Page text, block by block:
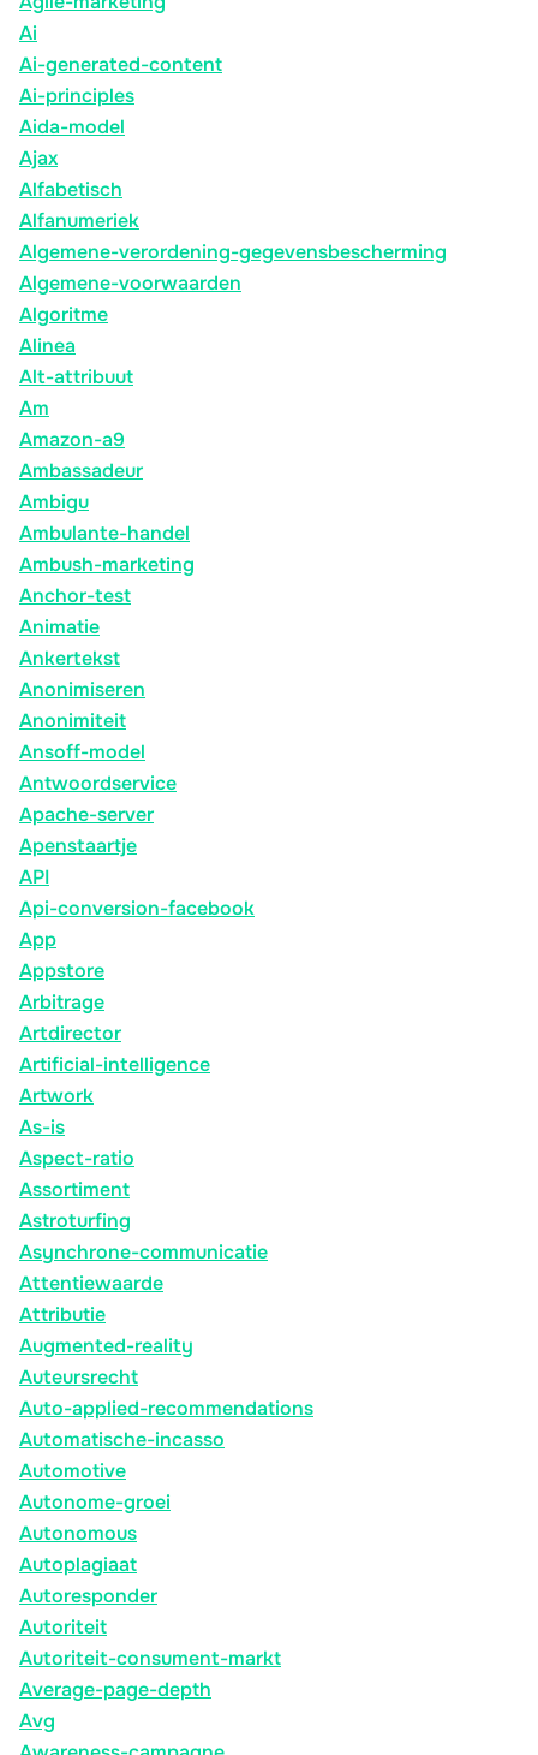
Ai
Ai-generated-content
Ai-principles
Aida-model
Ajax
Alfabetisch
Alfanumeriek
Algemene-verordening-gegevensbescherming
Algemene-voorwaarden
Algoritme
Alinea
Alt-attribuut
Am
Amazon-a9
Ambassadeur
Ambigu
Ambulante-handel
Ambush-marketing
Anchor-test
Animatie
Ankertekst
Anonimiseren
Anonimiteit
Ansoff-model
Antwoordservice
Apache-server
Apenstaartje
API
Api-conversion-facebook
App
Appstore
Arbitrage
Artdirector
Artificial-intelligence
Artwork
As-is
Aspect-ratio
Assortiment
Astroturfing
Asynchrone-communicatie
Attentiewaarde
Attributie
Augmented-reality
Auteursrecht
Auto-applied-recommendations
Automatische-incasso
Automotive
Autonome-groei
Autonomous
Autoplagiaat
Autoresponder
Autoriteit
Autoriteit-consument-markt
Average-page-depth
Avg